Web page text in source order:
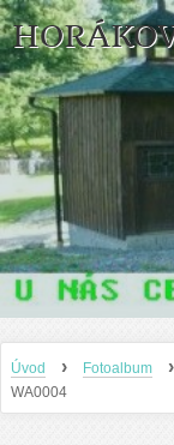
Úvod › Fotoalbum ›
WA0004